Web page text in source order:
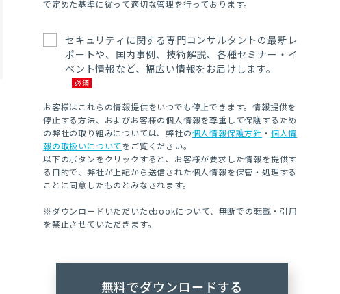
で定めた基準に従って適切な管理を行っております。
セキュリティに関する専門コンサルタントの最新レ
ポートや、国内事例、技術解説、各種セミナー・イ
ベント情報など、幅広い情報をお届けします。
お客様はこれらの情報提供をいつでも停止できます。情報提供を
停止する方法、およびお客様の個人情報を尊重して保護するため
の弊社の取り組みについては、弊社の個人情報保護方針 ・ 個人情
報の取扱いについてをご覧ください。
以下のボタンをクリックすると、お客様が要求した情報を提供す
る目的で、弊社が上記から送信された個人情報を保管・処理する
ことに同意したものとみなされます。
※ダウンロードいただいたebookについて、無断での転載・引用
を禁止させていただきます。